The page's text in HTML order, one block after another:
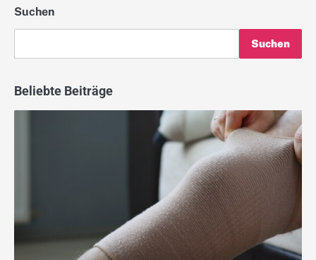
Suchen
Suchen
Beliebte Beiträge